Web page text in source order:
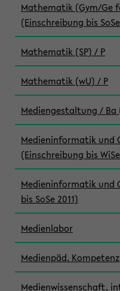
Mathematik (Gym/Ge
(Einschreibung bis
Mathematik (SP) / P
Mathematik (wU) / P
Mediengestaltung / Ba
Medieninformatik und
(Einschreibung bis
Medieninformatik und
bis SoSe 2011)
Medienlabor
Medienpäd. Kompetenz
Medienwissenschaft,